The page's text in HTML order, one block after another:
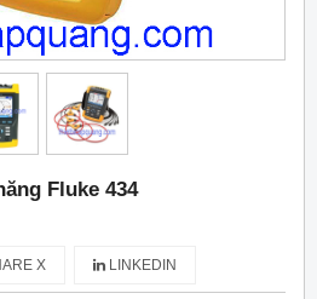
Fluke 434
X LINKEDIN